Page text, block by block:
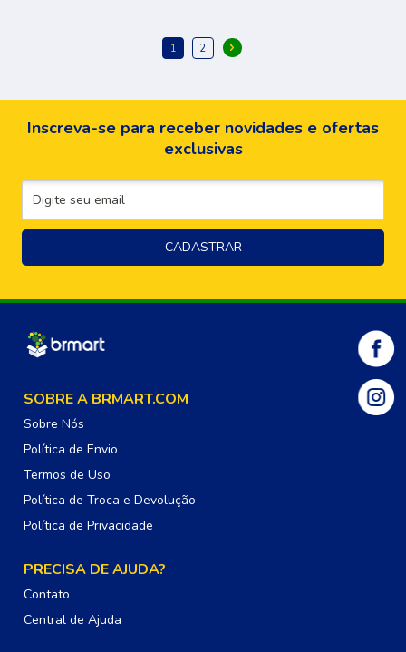
Inscreva-se para receber novidades e ofertas
exclusivas
SOBRE A BRMART.COM
Sobre Nós
Política de Envio
Termos de Uso
Política de Troca e Devolução
Política de Privacidade
PRECISA DE AJUDA?
Contato
Central de Ajuda